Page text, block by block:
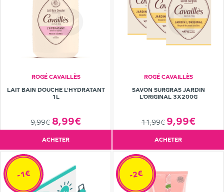
ROGÉ CAVAILLÈS
LAIT BAIN DOUCHE L'HYDRATANT
1L
9,99€ 8,99€
ACHETER
ROGÉ CAVAILLÈS
SAVON SURGRAS JARDIN
L’ORIGINAL 3X200G
11,99€ 9,99€
ACHETER
-1€ -2€